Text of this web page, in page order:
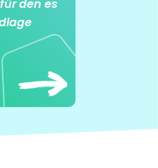
den es